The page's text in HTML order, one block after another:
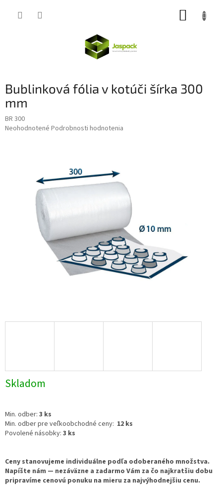
Bublinková fólia v kotúči šírka 300
mm
BR 300
Priemerné
hviezdičiek.
Neohodnotené Podrobnosti hodnotenia
Skladom
Min. odber: 3 ks
Min. odber pre veľkoobchodné ceny: 12 ks
Povolené násobky: 3 ks
Ceny stanovujeme individuálne podľa odoberaného množstva.
Napíšte nám — nezáväzne a zadarmo Vám za čo najkratšiu dobu
pripravíme cenovú ponuku na mieru za najvýhodnejšiu cenu.